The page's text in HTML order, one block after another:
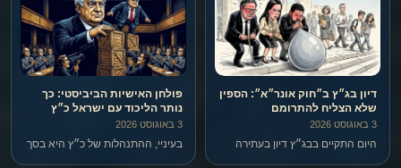
החלטה של יו"ר ועדת הבחירות
המרכזית. מה לעשות.
ורשימות בקלפי לדווח ביישומון מי
מימש את זכות הבחירה שלו".
דיון בג״ץ ב״חוק אונר״א״: הספין
שלא הצליח להתרומם
3 באוגוסט 2026
היום התקיים בבג״ץ דיון בעתירה
פולחן האישיות הביביסטי: כך
נותר הליכוד עם ישראל כ״ץ
3 באוגוסט 2026
בעיניי, ההתנהלות של כ״ץ היא בסך